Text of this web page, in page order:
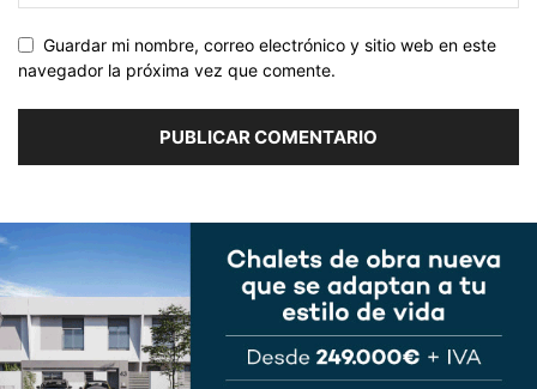
Guardar mi nombre, correo electrónico y sitio web en este
navegador la próxima vez que comente.